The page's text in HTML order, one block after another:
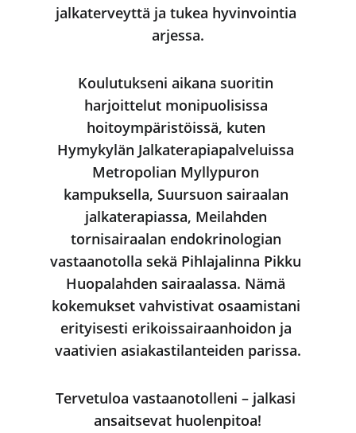
jalkaterveyttä ja tukea hyvinvointia
arjessa.
Koulutukseni aikana suoritin
harjoittelut monipuolisissa
hoitoympäristöissä, kuten
Hymykylän Jalkaterapiapalveluissa
Metropolian Myllypuron
kampuksella, Suursuon sairaalan
jalkaterapiassa, Meilahden
tornisairaalan endokrinologian
vastaanotolla sekä Pihlajalinna Pikku
Huopalahden sairaalassa. Nämä
kokemukset vahvistivat osaamistani
erityisesti erikoissairaanhoidon ja
vaativien asiakastilanteiden parissa.
Tervetuloa vastaanotolleni – jalkasi
ansaitsevat huolenpitoa!